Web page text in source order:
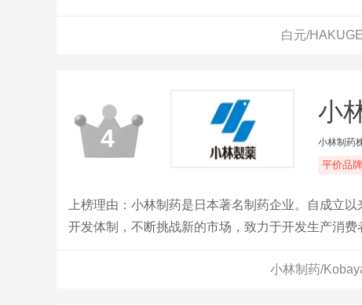
白元/
4
小
小林制药
平价品牌
上榜理由：小林制药是日本著名制药企业。自成立
开发体制，不断挑战新的市场，致力于开发生产消
小林制药/